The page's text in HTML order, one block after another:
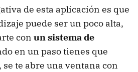
de esta aplicación es que
puede ser un poco alta,
con un sistema de
en un paso tienes que
te abre una ventana con